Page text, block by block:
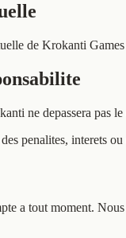
de Krokanti
ne depassera pas
penalites, interets
a tout moment.